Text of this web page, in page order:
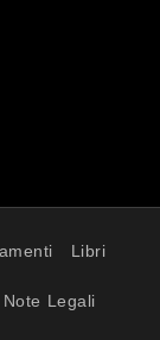
Libri
Note Legali